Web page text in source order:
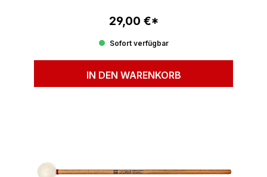
Regulärer Preis:
29,00 €*
Sofort verfügbar
IN DEN WARENKORB